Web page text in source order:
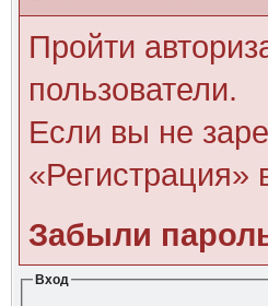
Пройти
пользователи.
Если вы не
«Регистрация»
Забыли
Вход